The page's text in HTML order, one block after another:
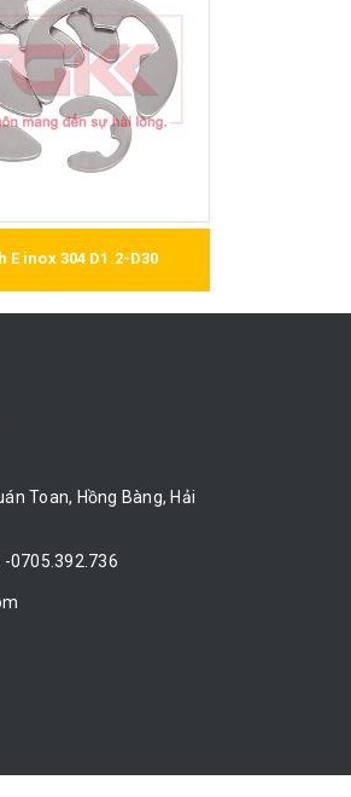
E inox 304 D1.2-D30
Toan, Hồng Bàng, Hải
-0705.392.736